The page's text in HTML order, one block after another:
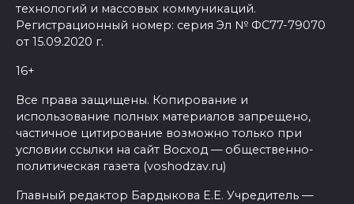
технологий и массовых коммуникаций.
Регистрационный номер: серия Эл № ФС77-79070
от 15.09.2020 г.
16+
Все права защищены. Копирование и
использование полных материалов запрещено,
частичное цитирование возможно только при
условии ссылки на сайт Восход — общественно-
политическая газета (voshodzav.ru)
Главный редактор Бардыкова Е.Е. Учредитель —